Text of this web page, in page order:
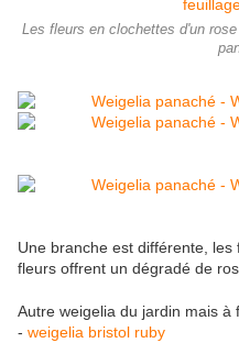
Les fleurs en clochettes d'un
Une branche est différente,
fleurs offrent un dégradé de
Autre weigelia du jardin mais à
- weigelia bristol ruby